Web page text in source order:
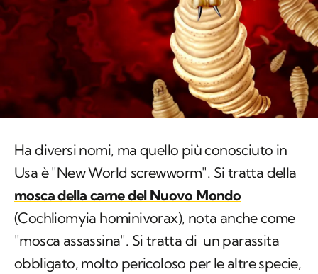
Ha diversi nomi, ma quello più conosciuto in
Usa è "New World screwworm". Si tratta della
mosca della carne del Nuovo Mondo
(Cochliomyia hominivorax), nota anche come
"mosca assassina". Si tratta di un parassita
obbligato, molto pericoloso per le altre specie,